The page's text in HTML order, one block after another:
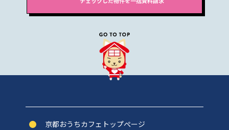
京都おうちカフェトップぺージ